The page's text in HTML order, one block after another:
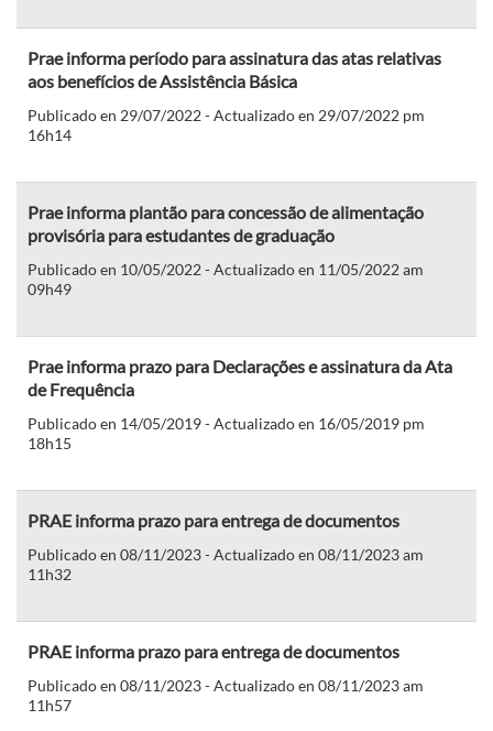
Prae informa período para assinatura das atas relativas
aos benefícios de Assistência Básica
Publicado en 29/07/2022 - Actualizado en 29/07/2022 pm
16h14
Prae informa plantão para concessão de alimentação
provisória para estudantes de graduação
Publicado en 10/05/2022 - Actualizado en 11/05/2022 am
09h49
Prae informa prazo para Declarações e assinatura da Ata
de Frequência
Publicado en 14/05/2019 - Actualizado en 16/05/2019 pm
18h15
PRAE informa prazo para entrega de documentos
Publicado en 08/11/2023 - Actualizado en 08/11/2023 am
11h32
PRAE informa prazo para entrega de documentos
Publicado en 08/11/2023 - Actualizado en 08/11/2023 am
11h57